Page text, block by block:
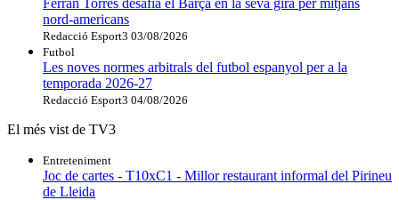
nord-americans
Redacció Esport3 03/08/2026
Futbol
Les noves normes arbitrals del futbol espanyol per a la
temporada 2026-27
Redacció Esport3 04/08/2026
El més vist de TV3
Entreteniment
Joc de cartes - T10xC1 - Millor restaurant informal del Pirineu
de Lleida